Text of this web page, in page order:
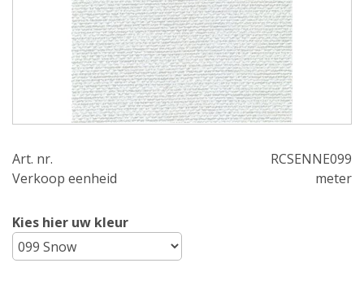
Art. nr.
RCSENNE099
Verkoop eenheid
meter
Kies hier uw kleur